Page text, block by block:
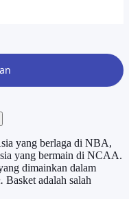
yang berlaga di NBA,
yang bermain di NCAA.
dimainkan dalam
Basket adalah salah